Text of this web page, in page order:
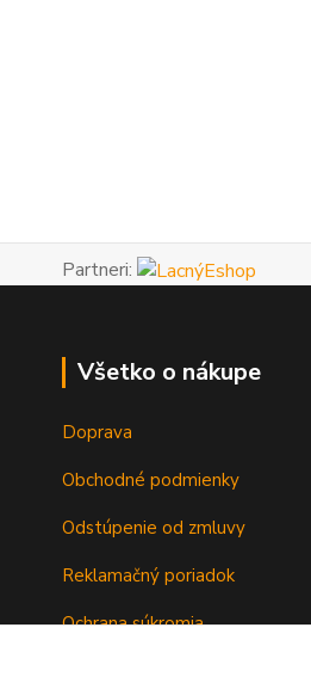
Partneri:
Všetko o nákupe
Doprava
Obchodné podmienky
Odstúpenie od zmluvy
Reklamačný poriadok
Ochrana súkromia